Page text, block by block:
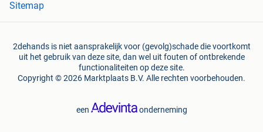
Sitemap
2dehands is niet aansprakelijk voor (gevolg)schade die voortkomt
uit het gebruik van deze site, dan wel uit fouten of ontbrekende
functionaliteiten op deze site.
Copyright © 2026 Marktplaats B.V. Alle rechten voorbehouden.
een onderneming